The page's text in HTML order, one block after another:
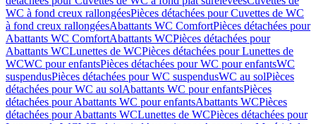
WC à fond creux rallongéesPièces détachées pour Cuvettes de WC
à fond creux rallongéesAbattants WC ComfortPièces détachées pour
Abattants WC ComfortAbattants WCPièces détachées pour
Abattants WCLunettes de WCPièces détachées pour Lunettes de
WCWC pour enfantsPièces détachées pour WC pour enfantsWC
suspendusPièces détachées pour WC suspendusWC au solPièces
détachées pour WC au solAbattants WC pour enfantsPièces
détachées pour Abattants WC pour enfantsAbattants WCPièces
détachées pour Abattants WCLunettes de WCPièces détachées pour